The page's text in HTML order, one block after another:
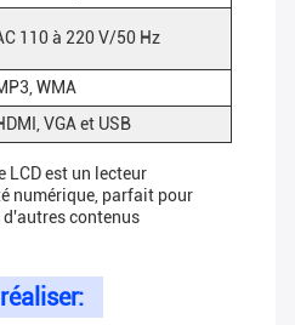
110 à 220 V/50 Hz
WMA
VGA et USB
est un lecteur
numérique, parfait pour
contenus